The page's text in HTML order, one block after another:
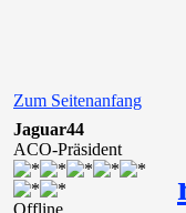
Zum Seitenanfang
Jaguar44
ACO-Präsident
Offline